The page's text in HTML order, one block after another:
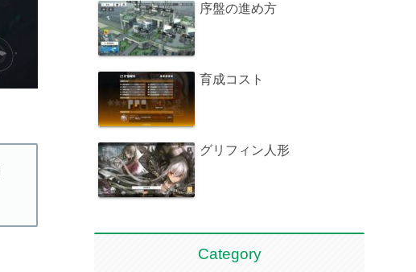
序盤の進め方
育成コスト
グリフィン人形
Category